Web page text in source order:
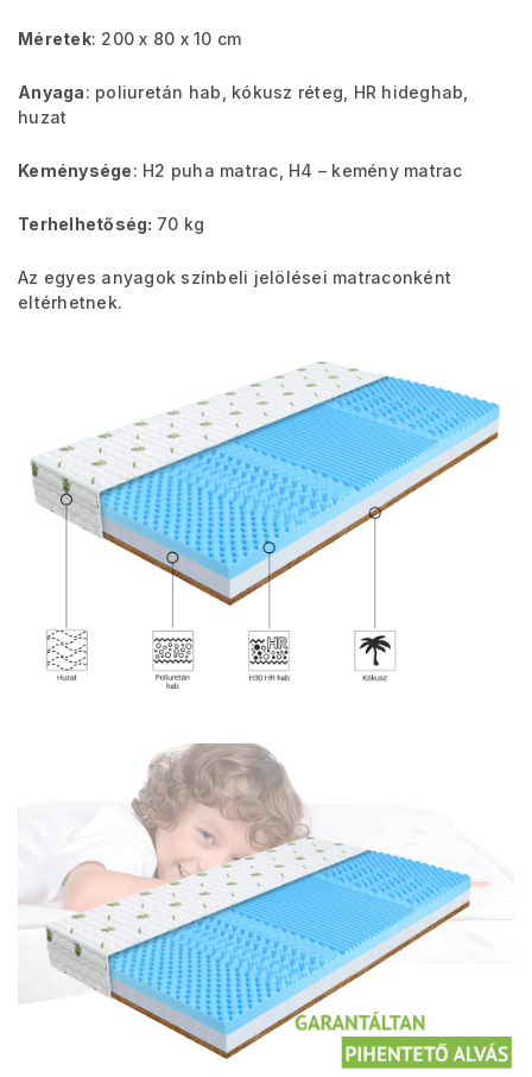
Méretek: 200 x 80 x 10 cm
Anyaga: poliuretán hab, kókusz réteg, HR hideghab,
huzat
Keménysége: H2 puha matrac, H4 – kemény matrac
Terhelhetőség: 70 kg
Az egyes anyagok színbeli jelölései matraconként
eltérhetnek.